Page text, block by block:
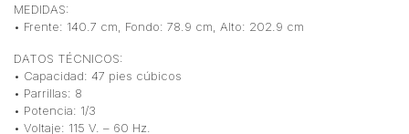
MEDIDAS:
• Frente: 140.7 cm, Fondo: 78.9 cm, Alto: 202.9 cm
DATOS TÉCNICOS:
• Capacidad: 47 pies cúbicos
• Parrillas: 8
• Potencia: 1/3
• Voltaje: 115 V. – 60 Hz.